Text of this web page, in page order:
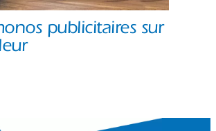
publicitaires sur